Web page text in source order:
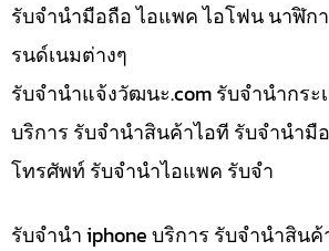
รับจำนำมือถือ ไอแพค ไอโฟน นาฬิก
รนด์เนมต่างๆ
รับจํานําแจ้งวัฒนะ.com รับจำนำกระ
บริการ รับจำนำสินค้าไอที รับจำนำมื
โทรศัพท์ รับจำนำไอแพค รับจำ
รับจำนำ iphone บริการ รับจำนำสิน